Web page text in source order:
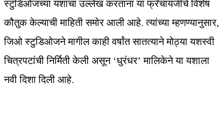
स्टुडिओजच्या यशाचा उल्लेख करताना या फ्रँचायजीचे विशेष
कौतुक केल्याची माहिती समोर आली आहे. त्यांच्या म्हणण्यानुसार,
जिओ स्टुडिओजने मागील काही वर्षांत सातत्याने मोठ्या यशस्वी
चित्रपटांची निर्मिती केली असून ‘धुरंधर’ मालिकेने या यशाला
नवी दिशा दिली आहे.